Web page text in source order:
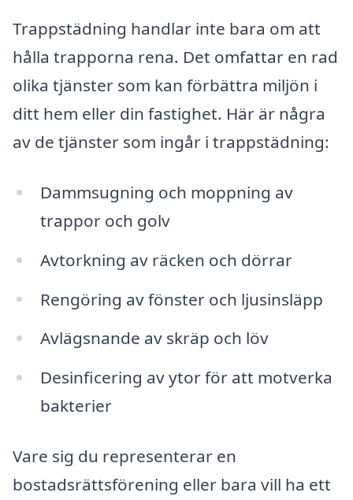
Trappstädning handlar inte bara om att
hålla trapporna rena. Det omfattar en rad
olika tjänster som kan förbättra miljön i
ditt hem eller din fastighet. Här är några
av de tjänster som ingår i trappstädning:
Dammsugning och moppning av
trappor och golv
Avtorkning av räcken och dörrar
Rengöring av fönster och ljusinsläpp
Avlägsnande av skräp och löv
Desinficering av ytor för att motverka
bakterier
Vare sig du representerar en
bostadsrättsförening eller bara vill ha ett